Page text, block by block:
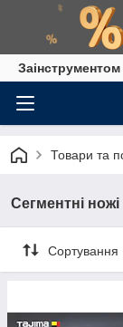
Товари та
Сегментні
Сортування